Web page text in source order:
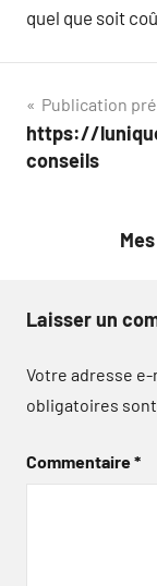
quel que soit
de
Publication
https://
conseils
Laisser un
Votre adresse e-
obligatoires
Commentaire*